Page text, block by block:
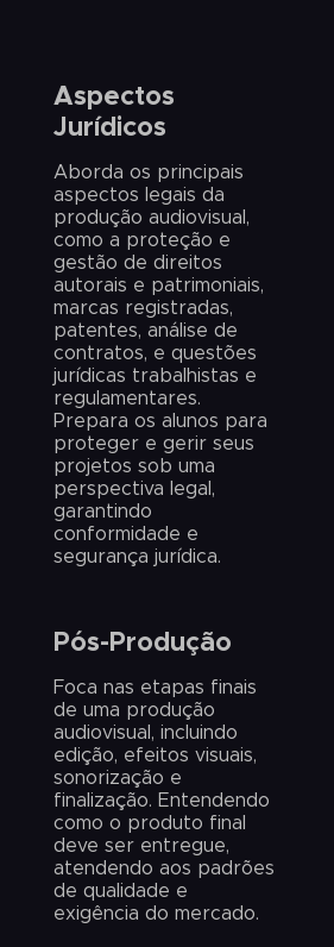
Aspectos
Jurídicos
Aborda os principais
aspectos legais da
produção audiovisual,
como a proteção e
gestão de direitos
autorais e patrimoniais,
marcas registradas,
patentes, análise de
contratos, e questões
jurídicas trabalhistas e
regulamentares.
Prepara os alunos para
proteger e gerir seus
projetos sob uma
perspectiva legal,
garantindo
conformidade e
segurança jurídica.
Pós-Produção
Foca nas etapas finais
de uma produção
audiovisual, incluindo
edição, efeitos visuais,
sonorização e
finalização. Entendendo
como o produto final
deve ser entregue,
atendendo aos padrões
de qualidade e
exigência do mercado.